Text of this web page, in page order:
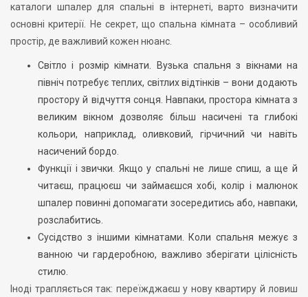
каталоги шпалер для спальні в інтернеті, варто визначити
основні критерії. Не секрет, що спальна кімната – особливий
простір, де важливий кожен нюанс.
Світло і розмір кімнати. Вузька спальня з вікнами на
північ потребує теплих, світлих відтінків – вони додають
простору й відчуття сонця. Навпаки, простора кімната з
великим вікном дозволяє більш насичені та глибокі
кольори, наприклад, оливковий, гірчичний чи навіть
насичений бордо.
Функції і звички. Якщо у спальні не лише спиш, а ще й
читаєш, працюєш чи займаєшся хобі, колір і малюнок
шпалер повинні допомагати зосередитись або, навпаки,
розслабитись.
Сусідство з іншими кімнатами. Коли спальня межує з
ванною чи гардеробною, важливо зберігати цілісність
стилю.
Іноді трапляється так: переїжджаєш у нову квартиру й ловиш